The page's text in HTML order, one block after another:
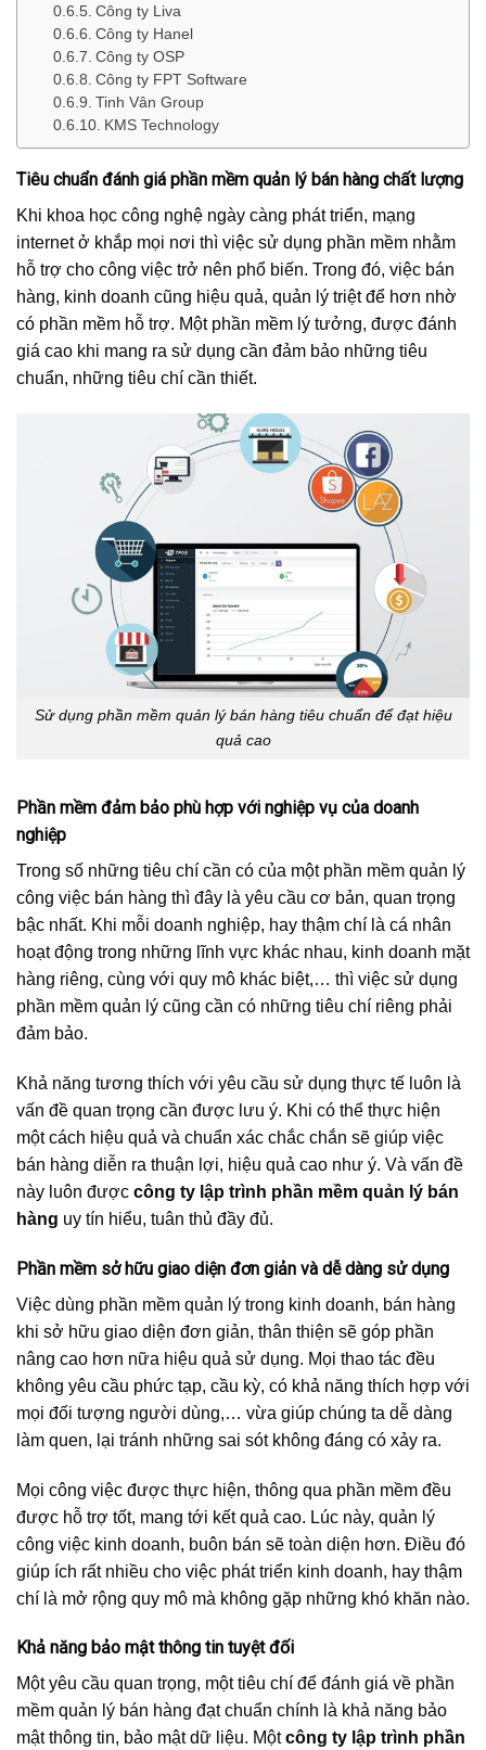
Công ty Liva
Công ty Hanel
Công ty OSP
Công ty FPT Software
Tinh Vân Group
KMS Technology
Tiêu chuẩn đánh giá phần mềm quản lý bán hàng chất lượng
Khi khoa học công nghệ ngày càng phát triển, mạng
internet ở khắp mọi nơi thì việc sử dụng phần mềm nhằm
hỗ trợ cho công việc trở nên phổ biến. Trong đó, việc bán
hàng, kinh doanh cũng hiệu quả, quản lý triệt để hơn nhờ
có phần mềm hỗ trợ. Một phần mềm lý tưởng, được đánh
giá cao khi mang ra sử dụng cần đảm bảo những tiêu
chuẩn, những tiêu chí cần thiết.
Sử dụng phần mềm quản lý bán hàng tiêu chuẩn để đạt hiệu
quả cao
Phần mềm đảm bảo phù hợp với nghiệp vụ của doanh
nghiệp
Trong số những tiêu chí cần có của một phần mềm quản lý
công việc bán hàng thì đây là yêu cầu cơ bản, quan trọng
bậc nhất. Khi mỗi doanh nghiệp, hay thậm chí là cá nhân
hoạt động trong những lĩnh vực khác nhau, kinh doanh mặt
hàng riêng, cùng với quy mô khác biệt,… thì việc sử dụng
phần mềm quản lý cũng cần có những tiêu chí riêng phải
đảm bảo.
Khả năng tương thích với yêu cầu sử dụng thực tế luôn là
vấn đề quan trọng cần được lưu ý. Khi có thể thực hiện
một cách hiệu quả và chuẩn xác chắc chắn sẽ giúp việc
bán hàng diễn ra thuận lợi, hiệu quả cao như ý. Và vấn đề
này luôn được công ty lập trình phần mềm quản lý bán
hàng uy tín hiểu, tuân thủ đầy đủ.
Phần mềm sở hữu giao diện đơn giản và dễ dàng sử dụng
Việc dùng phần mềm quản lý trong kinh doanh, bán hàng
khi sở hữu giao diện đơn giản, thân thiện sẽ góp phần
nâng cao hơn nữa hiệu quả sử dụng. Mọi thao tác đều
không yêu cầu phức tạp, cầu kỳ, có khả năng thích hợp với
mọi đối tượng người dùng,… vừa giúp chúng ta dễ dàng
làm quen, lại tránh những sai sót không đáng có xảy ra.
Mọi công việc được thực hiện, thông qua phần mềm đều
được hỗ trợ tốt, mang tới kết quả cao. Lúc này, quản lý
công việc kinh doanh, buôn bán sẽ toàn diện hơn. Điều đó
giúp ích rất nhiều cho việc phát triển kinh doanh, hay thậm
chí là mở rộng quy mô mà không gặp những khó khăn nào.
Khả năng bảo mật thông tin tuyệt đối
Một yêu cầu quan trọng, một tiêu chí để đánh giá về phần
mềm quản lý bán hàng đạt chuẩn chính là khả năng bảo
mật thông tin, bảo mật dữ liệu. Mộtcông ty lập trình phần